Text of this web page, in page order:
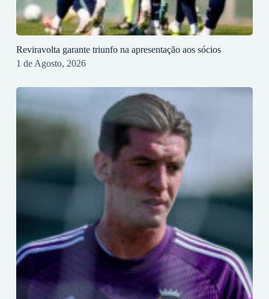
Reviravolta garante triunfo na apresentação aos sócios
1 de Agosto, 2026